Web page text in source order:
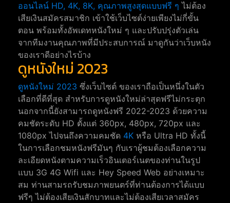
ออนไลน์ HD, 4K, 8K, คุณภาพสูงสุดแบบฟรี ๆ ไม่ต้อง
เสียเงินสมัครสมาชิก เข้าใช้เว็บไซต์ง่ายเพียงไม่กี่ขั้น
ตอน พร้อมทั้งอัพเดทหนังใหม่ ๆ และปรับปรุ่งตัวเล่น
จากทีมงานคุณภาพที่มีประสบการณ์ มาดูกันว่าเว็บหนัง
ของเราดีอย่างไรบ้าง
ดูหนังใหม่ 2023
ดูหนังใหม่ 2023 ซึ่งเว็บไซต์ ของเราถือเป็นหนึ่งในตัว
เลือกที่ดีที่สุด สำหรับการดูหนังใหม่ล่าสุดฟรีไม่กระตุก
นอกจากนี้ยังสามารถดูหนังฟรี 2022-2023 ด้วยความ
คมชัดระดับ HD ตั้งแต่ 360px, 480px, 720px และ
1080px ไปจนถึงความคมชัด 4K หรือ Ultra HD ทั้งนี้
ในการเลือกชมหนังฟรีมันๆ กับเราผู้ชมต้องเลือกความ
ละเอียดหนังตามความเร็วอินเตอร์เนตของท่านในรูป
แบบ 3G 4G Wifi และ Hey Speed Web อย่างเหมาะ
สม ท่านสามรถรับชมภาพยนตร์ที่ท่านต้องการได้แบบ
ฟรีๆ ไม่ต้องเสียเงินสักบาทและไม่ต้องเสียเวลาสมัคร